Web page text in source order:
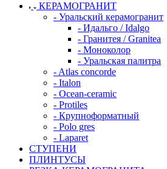
КЕРАМОГРАНИТ
- Уральский керамогранит
- Идальго / Idalgo
- Гранитея / Granitea
- Моноколор
- Уральская палитра
- Atlas concorde
- Italon
- Ocean-ceramic
- Protiles
- Крупноформатный
- Polo gres
- Laparet
СТУПЕНИ
ПЛИНТУСЫ